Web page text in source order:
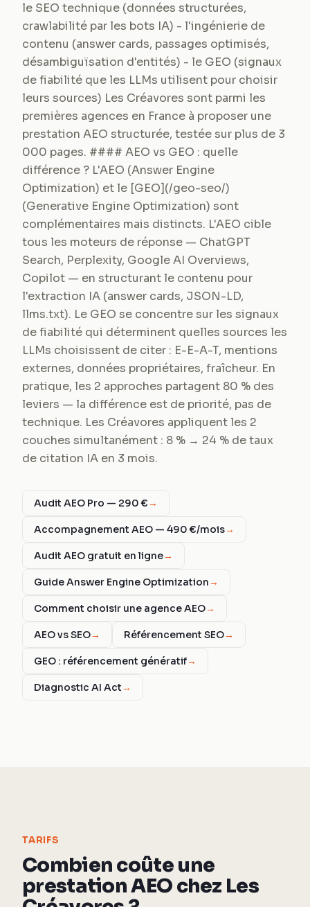
le SEO technique (données structurées,
crawlabilité par les bots IA) - l'ingénierie de
contenu (answer cards, passages optimisés,
désambiguïsation d'entités) - le GEO (signaux
de fiabilité que les LLMs utilisent pour choisir
leurs sources) Les Créavores sont parmi les
premières agences en France à proposer une
prestation AEO structurée, testée sur plus de 3
000 pages. #### AEO vs GEO : quelle
différence ? L'AEO (Answer Engine
Optimization) et le [GEO](/geo-seo/)
(Generative Engine Optimization) sont
complémentaires mais distincts. L'AEO cible
tous les moteurs de réponse — ChatGPT
Search, Perplexity, Google AI Overviews,
Copilot — en structurant le contenu pour
l'extraction IA (answer cards, JSON-LD,
llms.txt). Le GEO se concentre sur les signaux
de fiabilité qui déterminent quelles sources les
LLMs choisissent de citer : E-E-A-T, mentions
externes, données propriétaires, fraîcheur. En
pratique, les 2 approches partagent 80 % des
leviers — la différence est de priorité, pas de
technique. Les Créavores appliquent les 2
couches simultanément : 8 % → 24 % de taux
de citation IA en 3 mois.
Audit AEO Pro — 290 €→
Accompagnement AEO — 490 €/mois→
Audit AEO gratuit en ligne→
Guide Answer Engine Optimization→
Comment choisir une agence AEO→
AEO vs SEO→ Référencement SEO→
GEO : référencement génératif→
Diagnostic AI Act→
TARIFS
Combien coûte une
prestation AEO chez Les